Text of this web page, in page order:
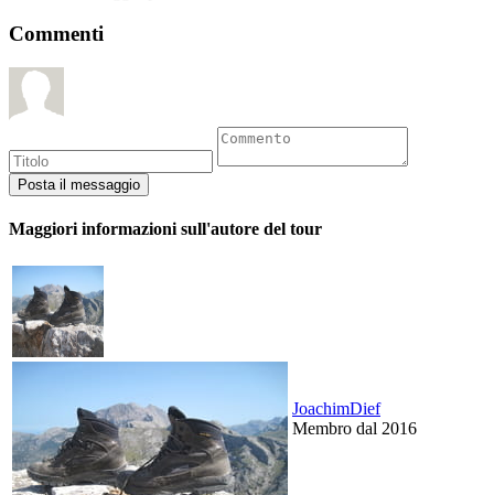
Commenti
Maggiori informazioni sull'autore del tour
JoachimDief
Membro dal 2016